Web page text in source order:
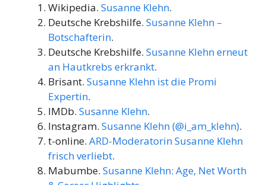
Wikipedia. Susanne Klehn.
Deutsche Krebshilfe. Susanne Klehn –
Botschafterin.
Deutsche Krebshilfe. Susanne Klehn erneut
an Hautkrebs erkrankt.
Brisant. Susanne Klehn ist die Promi
Expertin.
IMDb. Susanne Klehn.
Instagram. Susanne Klehn (@i_am_klehn).
t-online. ARD-Moderatorin Susanne Klehn
frisch verliebt.
Mabumbe. Susanne Klehn: Age, Net Worth